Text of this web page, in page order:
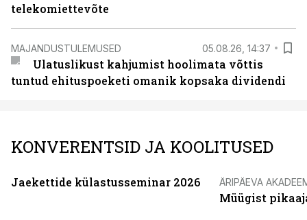
telekomiettevõte
MAJANDUSTULEMUSED 05.08.26, 14:37
Ulatuslikust kahjumist hoolimata võttis
tuntud ehituspoeketi omanik kopsaka dividendi
KONVERENTSID JA KOOLITUSED
Jaekettide külastusseminar 2026 ÄRIPÄEVA
Müügist